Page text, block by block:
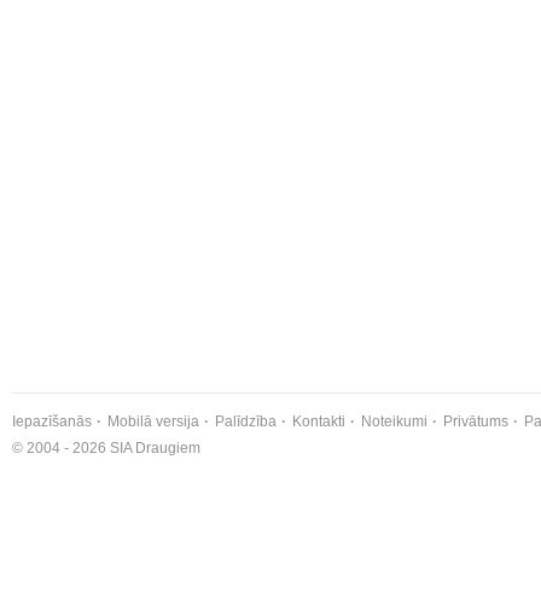
Iepazīšanās Mobilā versija Palīdzība Kontakti Noteikumi Privātums
© 2004 - 2026 SIA Draugiem